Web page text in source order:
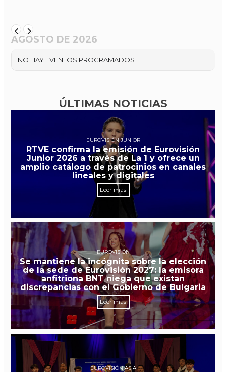
AGOSTO DE 2026
NO HAY EVENTOS PROGRAMADOS
ÚLTIMAS NOTICIAS
EUROVISIÓN JUNIOR
RTVE confirma la emisión de Eurovisión
Junior 2026 a través de La 1 y ofrece un
amplio catálogo de patrocinios en canales
lineales y digitales
Leer más
EUROVISIÓN
Se mantiene la incógnita sobre la elección
de la sede de Eurovisión 2027: la emisora
anfitriona BNT niega que existan
discrepancias con el Gobierno de Bulgaria
Leer más
EUROVISIÓN ASIA